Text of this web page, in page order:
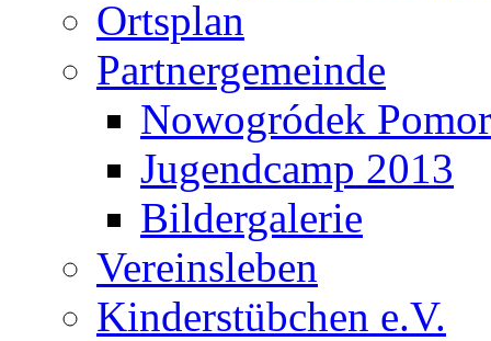
Ortsplan
Partnergemeinde
Nowogródek
Jugendcamp 2013
Bildergalerie
Vereinsleben
Kinderstübchen e.V.